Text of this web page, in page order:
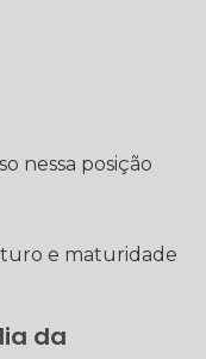
e maturidade
da